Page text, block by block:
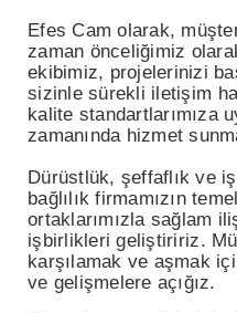
Efes Cam olarak,
zaman önceliğimiz
ekibimiz, projelerinizi
sizinle sürekli iletişim
kalite standartlarımıza
zamanında hizmet
Dürüstlük, şeffaflık ve
bağlılık firmamızın
ortaklarımızla sağlam
işbirlikleri geliştiririz.
karşılamak ve aşmak
ve gelişmelere açığız.